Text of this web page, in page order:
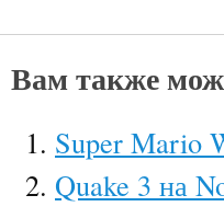
Вам также
Super Mario
Quake 3 на